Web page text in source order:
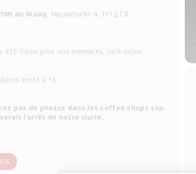
au Waag, Nieuwmarkt 4, 1012 CR
€15 Euros pour nos membres, café inclus.
limité à 15 .
pas de photos dans les coffee shops svp.
l’arrêt de notre visite.